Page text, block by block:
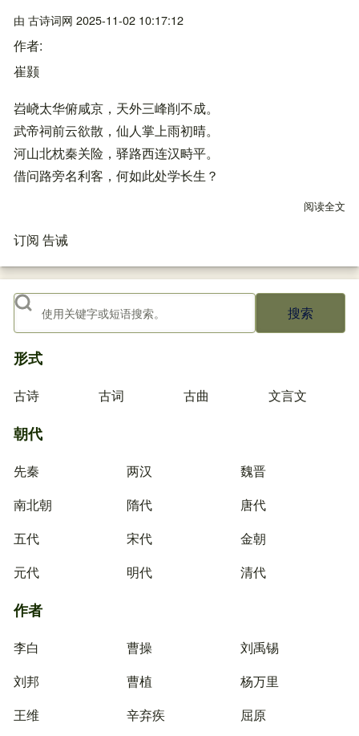
由 古诗词网 2025-11-02 10:17:12
作者
崔颢
岧峣太华俯咸京，天外三峰削不成。
武帝祠前云欲散，仙人掌上雨初晴。
河山北枕秦关险，驿路西连汉畤平。
借问路旁名利客，何如此处学长生？
阅读全文
订阅 告诫
搜索
形式
古诗 古词 古曲 文言文
朝代
先秦 两汉
魏晋
南北朝
隋代
唐代
五代
宋代
金朝
元代
明代 清代
作者
李白 曹操
刘禹锡
刘邦
曹植
杨万里
王维
辛弃疾
屈原